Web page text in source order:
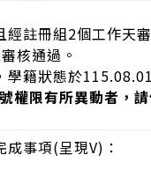
註冊組2個工作天
審核通過。
籍狀態於
權限有所異動者，
事項(呈現V)：